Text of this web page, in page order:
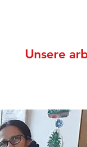
Unsere